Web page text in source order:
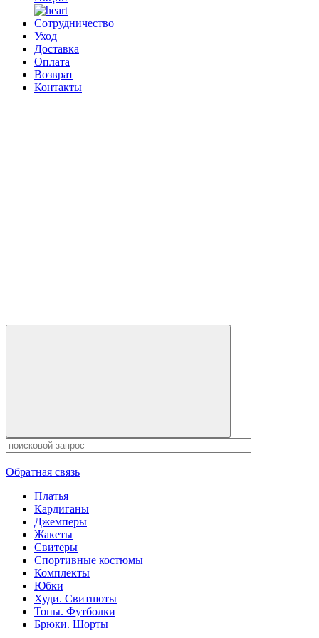
Сотрудничество
Уход
Доставка
Оплата
Возврат
Контакты
Обратная связь
Платья
Кардиганы
Джемперы
Жакеты
Свитеры
Спортивные костюмы
Комплекты
Юбки
Худи. Свитшоты
Топы. Футболки
Брюки. Шорты